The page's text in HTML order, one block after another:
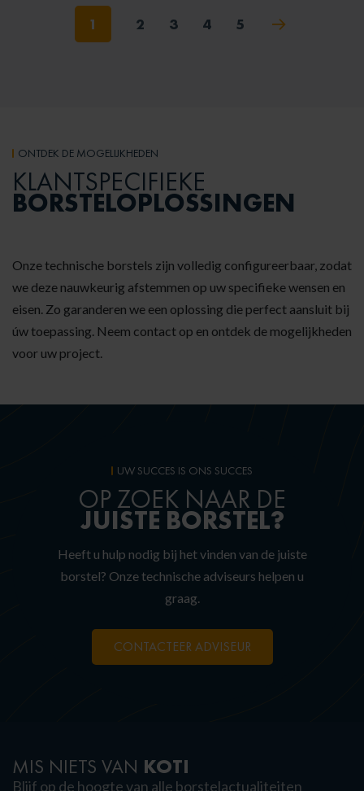
1 2 3 4 5
ONTDEK DE MOGELIJKHEDEN
KLANTSPECIFIEKE
BORSTELOPLOSSINGEN
Onze technische borstels zijn volledig configureerbaar, zodat
we deze nauwkeurig afstemmen op uw specifieke wensen en
eisen. Zo garanderen we een oplossing die perfect aansluit bij
úw toepassing. Neem contact op en ontdek de mogelijkheden
voor uw project.
UW SUCCES IS ONS SUCCES
OP ZOEK NAAR DE
JUISTE BORSTEL?
Heeft u hulp nodig bij het vinden van de juiste
borstel? Onze technische adviseurs helpen u
graag.
CONTACTEER ADVISEUR
MIS NIETS VAN KOTI
Blijf op de hoogte van alle borstelactualiteiten